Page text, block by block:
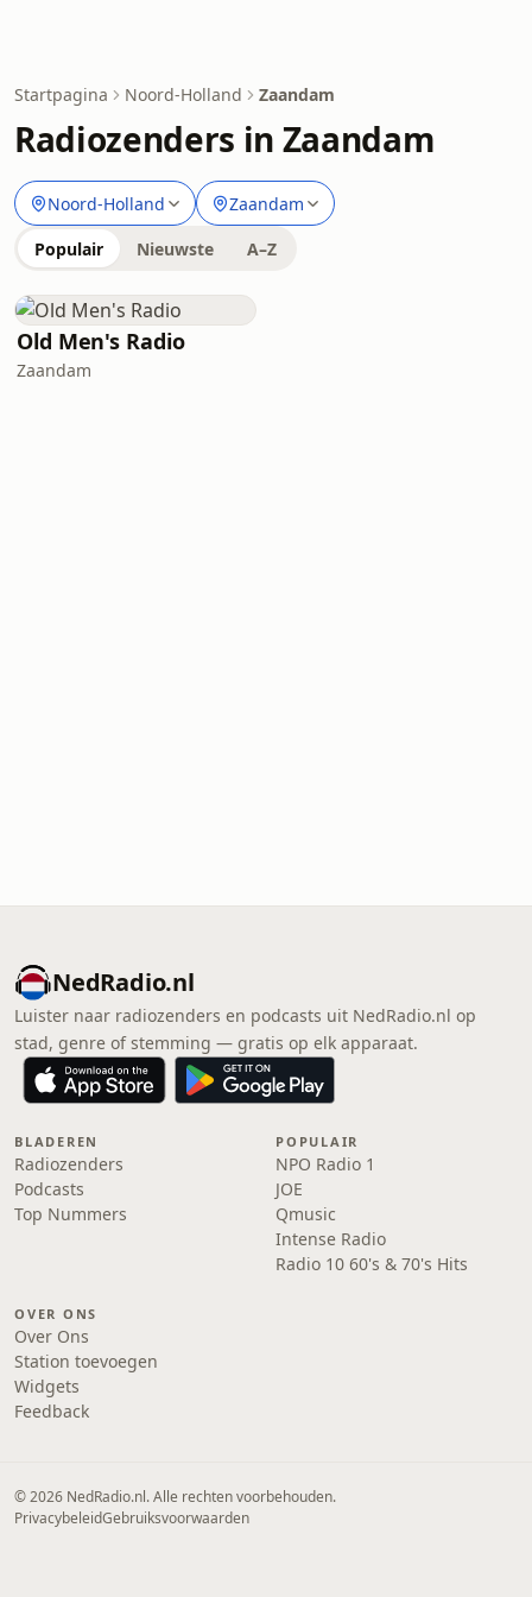
Startpagina Noord-Holland Zaandam
Radiozenders in Zaandam
Noord-Holland Zaandam
Populair Nieuwste A–Z
Old Men's Radio
Zaandam
NedRadio.nl
Luister naar radiozenders en podcasts uit NedRadio.nl op
stad, genre of stemming — gratis op elk apparaat.
BLADEREN
Radiozenders
Podcasts
Top Nummers
POPULAIR
NPO Radio 1
JOE
Qmusic
Intense Radio
Radio 10 60's & 70's Hits
OVER ONS
Over Ons
Station toevoegen
Widgets
Feedback
© 2026 NedRadio.nl. Alle rechten voorbehouden.
PrivacybeleidGebruiksvoorwaarden